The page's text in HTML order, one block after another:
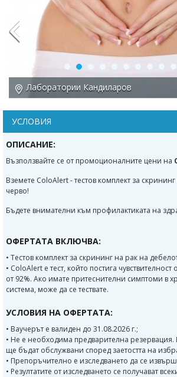
Лаборатории Кандиларов
Previous
УСЛОВИЯ
ОПИСАНИЕ:
Възползвайте се от промоционалните цени на
Вземете ColoAlert - тестов комплект за
черво!
Бъдете внимателни към профилактиката на
ОФЕРТАТА ВКЛЮЧВА:
• Тестов комплект за скрининг на рак на
• ColoAlert е тест, който постига
от 92%. Ако имате притеснителни симптоми в
система, може да се тествате.
УСЛОВИЯ НА ОФЕРТАТА:
• Ваучерът е валиден до 31.08.2026 г.;
• Не е необходима предварителна резервация.
ще бъдат обслужвани според заетостта на
• Препоръчително е изследването да се
• Резултатите от изследването се получават